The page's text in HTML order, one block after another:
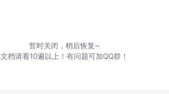
暂时关闭，稍后恢复~
文档请看10遍以上！有问题可加QQ群！